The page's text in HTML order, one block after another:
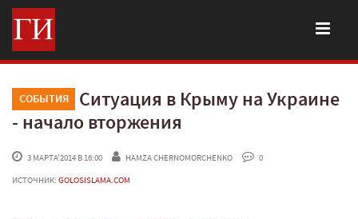
СОБЫТИЯ
Ситуация в Крыму на Украине
- начало вторжения
3 МАРТА'2014 В 16:00 HAMZA CHERNOMORCHENKO
0
ИСТОЧНИК: GOLOSISLAMA.COM